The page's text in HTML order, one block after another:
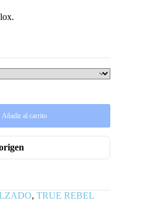
Añadir al carrito
, TRUE REBEL